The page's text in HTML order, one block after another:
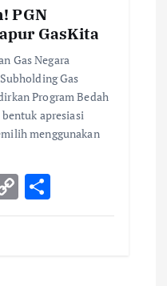
PGN
GasKita
Gas Negara
Gas
Program Bedah
apresiasi
menggunakan
C
o
S
h